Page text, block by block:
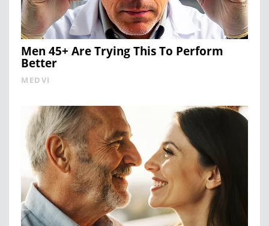
Men 45+ Are Trying This To Perform
Better
MEDVI